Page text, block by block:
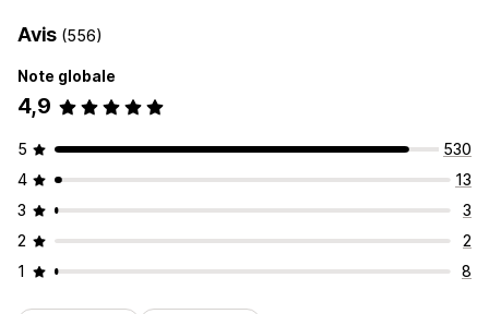
Avis (556)
Note globale
4,9
5
530
4
13
3
3
2
2
1
8